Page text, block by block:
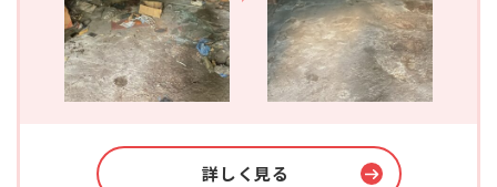
詳しく見る